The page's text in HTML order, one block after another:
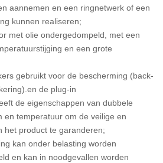
aannemen en een ringnetwerk of een
kunnen realiseren;
met olie ondergedompeld, met een
en een grote
gebruikt voor de bescherming (back-
de plug-in
de eigenschappen van dubbele
en temperatuur om de veilige en
het product te garanderen;
kan onder belasting worden
en kan in noodgevallen worden